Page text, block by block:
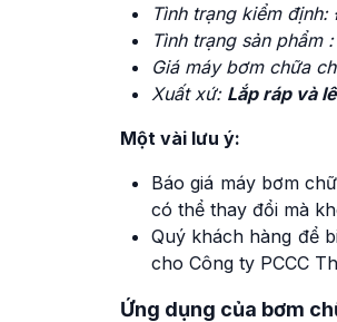
Tình trạng kiểm định:
Tình trạng sản phẩm :
Giá máy bơm chữa
Xuất xứ: Lắp ráp và
Một vài lưu ý:
Báo giá máy bơm
có thể thay đổi mà
Quý khách hàng để
cho Công ty PCCC
Ứng dụng của bơm